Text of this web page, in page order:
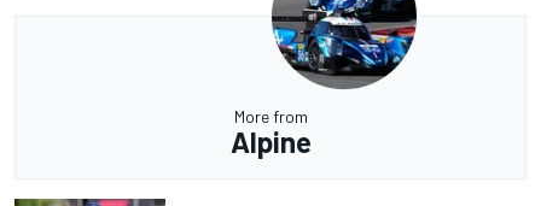
More from
Alpine